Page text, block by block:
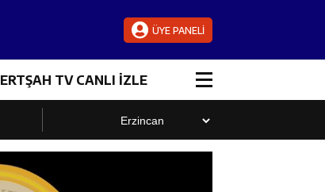
ÜYE PANELİ
ERTŞAH TV CANLI İZLE